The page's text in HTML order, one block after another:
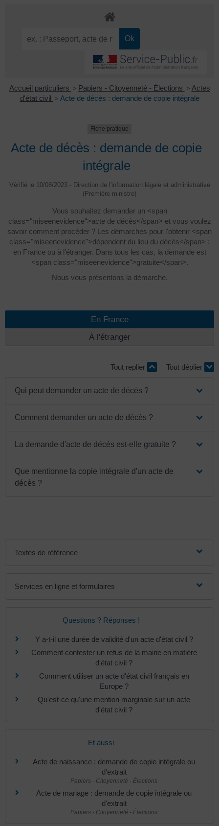
Accueil particuliers > Papiers - Citoyenneté - Élections > Actes
d'état civil > Acte de décès : demande de copie intégrale
Fiche pratique
Acte de décès : demande de copie
intégrale
Vérifié le 10/08/2023 - Direction de l'information légale et administrative
(Première ministre)
Vous souhaitez demander un <span
class="miseenevidence">acte de décès</span> et vous voulez
savoir comment procéder ? Les démarches pour l'obtenir <span
class="miseenevidence">dépendent du lieu du décès</span> :
en France ou à l'étranger. Dans tous les cas, la demande est
<span class="miseenevidence">gratuite</span>.
Nous vous présentons la démarche.
En France
À l'étranger
Tout replier Tout déplier
Qui peut demander un acte de décès ?
Comment demander un acte de décès ?
La demande d'acte de décès est-elle gratuite ?
Que mentionne la copie intégrale d'un acte de
décès ?
Textes de référence
Services en ligne et formulaires
Questions ? Réponses !
Y a-t-il une durée de validité d'un acte d'état civil ?
Comment contester un refus de la mairie en matière
d'état civil ?
Comment utiliser un acte d'état civil français en
Europe ?
Qu'est-ce qu'une mention marginale sur un acte
d'état civil ?
Et aussi
Acte de naissance : demande de copie intégrale ou
d'extrait
Papiers - Citoyenneté - Élections
Acte de mariage : demande de copie intégrale ou
d'extrait
Papiers - Citoyenneté - Élections